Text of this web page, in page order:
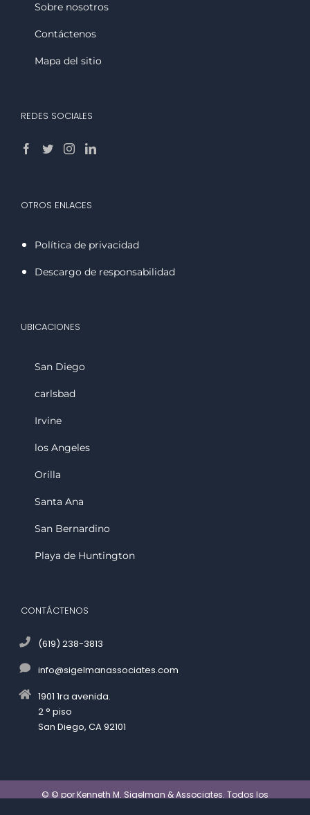
Sobre nosotros
Contáctenos
Mapa del sitio
REDES SOCIALES
OTROS ENLACES
Política de privacidad
Descargo de responsabilidad
UBICACIONES
San Diego
carlsbad
Irvine
los Angeles
Orilla
Santa Ana
San Bernardino
Playa de Huntington
CONTÁCTENOS
(619) 238-3813
info@sigelmanassociates.com
1901 1ra avenida.
2 ° piso
San Diego, CA 92101
© © por Kenneth M. Sigelman & Associates. Todos los